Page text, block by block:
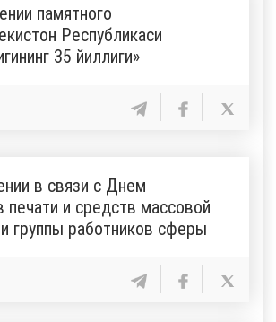
памятного
Республикаси
35 йиллиги»
в связи с Днем
печати и средств массовой
группы работников сферы